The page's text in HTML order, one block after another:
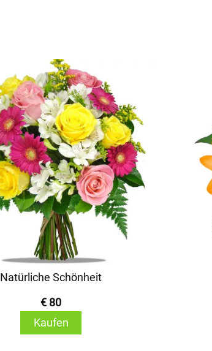
Natürliche Schönheit
€ 80
Kaufen